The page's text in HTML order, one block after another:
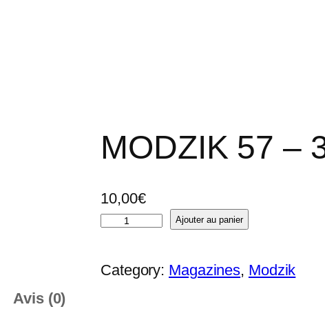
MODZIK 57 –
10,00€
q
n
Ajouter au panier
Category: Magazines, Modzik
Avis (0)